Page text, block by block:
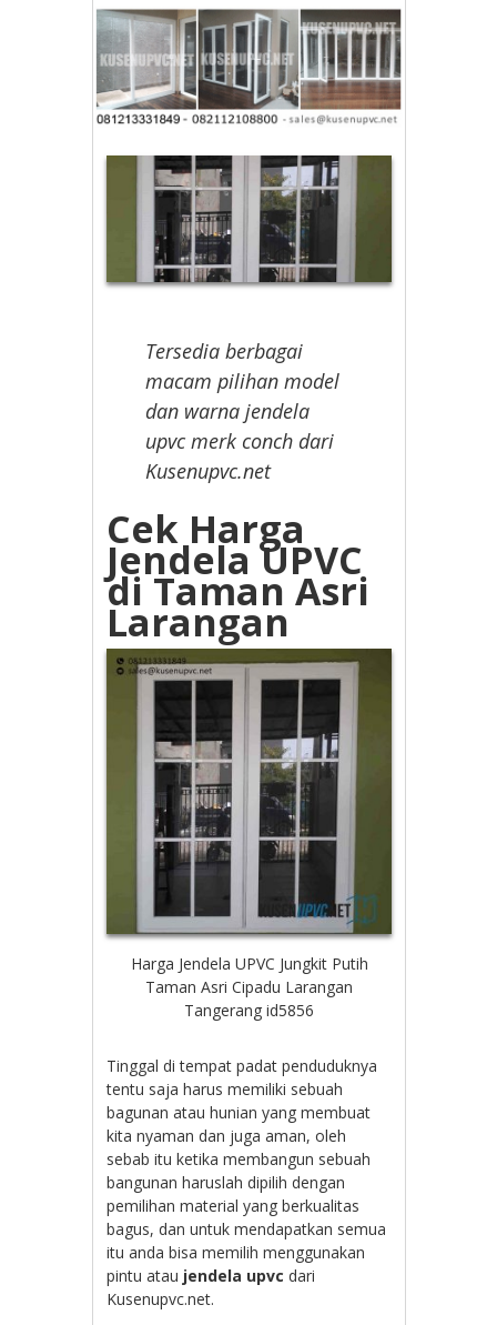
Tersedia berbagai
macam pilihan model
dan warna jendela
upvc merk conch dari
Kusenupvc.net
Cek Harga
Jendela UPVC
di Taman Asri
Larangan
Harga Jendela UPVC Jungkit Putih
Taman Asri Cipadu Larangan
Tangerang id5856
Tinggal di tempat padat penduduknya
tentu saja harus memiliki sebuah
bagunan atau hunian yang membuat
kita nyaman dan juga aman, oleh
sebab itu ketika membangun sebuah
bangunan haruslah dipilih dengan
pemilihan material yang berkualitas
bagus, dan untuk mendapatkan semua
itu anda bisa memilih menggunakan
pintu atau jendela upvc dari
Kusenupvc.net.